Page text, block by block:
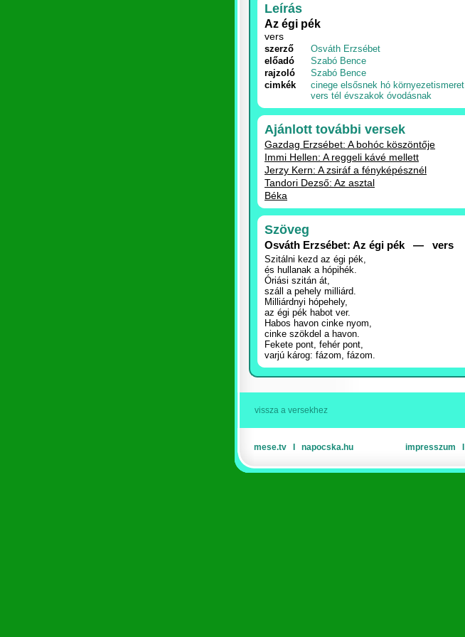
Leírás
Az égi pék
vers
szerző
Osváth Erzsébet
előadó
Szabó Bence
rajzoló
Szabó Bence
cimkék
cinege elsősnek hó környezetismeret
vers tél évszakok óvodásnak
Ajánlott további versek
Gazdag Erzsébet: A bohóc köszöntője
Immi Hellen: A reggeli kávé mellett
Jerzy Kern: A zsiráf a fényképésznél
Tandori Dezső: Az asztal
Béka
Szöveg
Osváth Erzsébet: Az égi pék — vers
Szitálni kezd az égi pék,
és hullanak a hópihék.
Óriási szitán át,
száll a pehely milliárd.
Milliárdnyi hópehely,
az égi pék habot ver.
Habos havon cinke nyom,
cinke szökdel a havon.
Fekete pont, fehér pont,
varjú károg: fázom, fázom.
vissza a versekhez
mese.tv napocska.hu impresszum